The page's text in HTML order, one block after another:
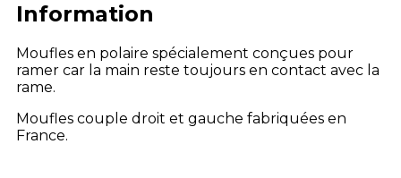
Information
Moufles en polaire spécialement conçues pour
ramer car la main reste toujours en contact avec la
rame.
Moufles couple droit et gauche fabriquées en
France.